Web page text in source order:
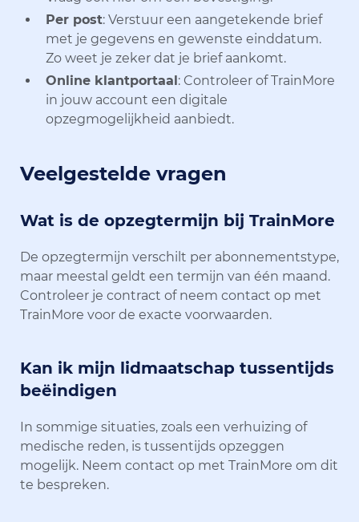
Per post: Verstuur een aangetekende brief
met je gegevens en gewenste einddatum.
Zo weet je zeker dat je brief aankomt.
Online klantportaal: Controleer of TrainMore
in jouw account een digitale
opzegmogelijkheid aanbiedt.
Veelgestelde vragen
Wat is de opzegtermijn bij TrainMore
De opzegtermijn verschilt per abonnementstype,
maar meestal geldt een termijn van één maand.
Controleer je contract of neem contact op met
TrainMore voor de exacte voorwaarden.
Kan ik mijn lidmaatschap tussentijds
beëindigen
In sommige situaties, zoals een verhuizing of
medische reden, is tussentijds opzeggen
mogelijk. Neem contact op met TrainMore om dit
te bespreken.